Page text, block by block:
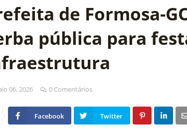
de Formosa-
pública para
06, 2026 0 Comentários
Facebook Twitter